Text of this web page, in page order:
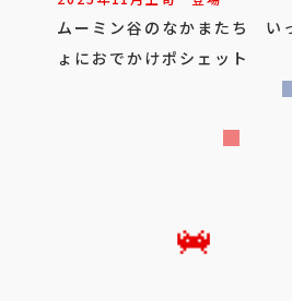
ムーミン谷のなかまたち い
ょにおでかけポシェット